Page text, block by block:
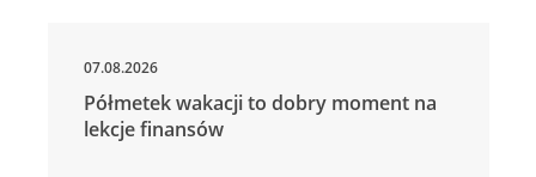
07.08.2026
Półmetek wakacji to dobry moment na
lekcje finansów